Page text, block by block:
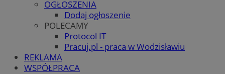
OGŁOSZENIA
Dodaj ogłoszenie
POLECAMY
Protocol IT
Pracuj.pl - praca w Wodzisławiu
REKLAMA
WSPÓŁPRACA